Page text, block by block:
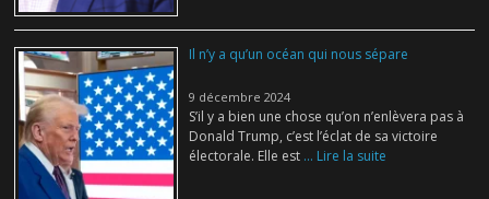
Il n’y a qu’un océan qui nous sépare
9 décembre 2024
S’il y a bien une chose qu’on n’enlèvera pas à
Donald Trump, c’est l’éclat de sa victoire
électorale. Elle est ... Lire la suite